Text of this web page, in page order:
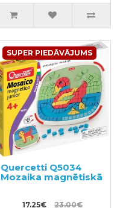
SUPER PIEDĀVĀJUMS
Quercetti Q5034
Mozaika magnētiskā
17.25€ 23.00€